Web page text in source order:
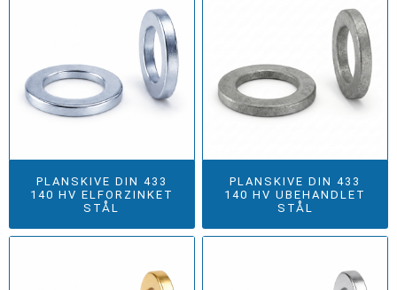
PLANSKIVE DIN 433
140 HV ELFORZINKET
STÅL
PLANSKIVE DIN 433
140 HV UBEHANDLET
STÅL